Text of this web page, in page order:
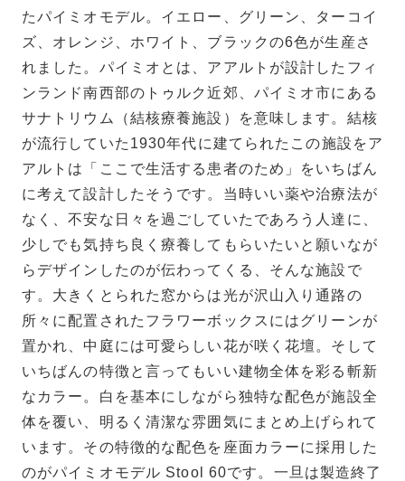
Stool 60
ハニー / ウォールナット
たパイミオモデル。イエロー、グリーン、ターコイ
ズ、オレンジ、ホワイト、ブラックの6色が生産さ
れました。パイミオとは、アアルトが設計したフィ
ンランド南西部のトゥルク近郊、パイミオ市にある
サナトリウム（結核療養施設）を意味します。結核
が流行していた1930年代に建てられたこの施設をア
アルトは「ここで生活する患者のため」をいちばん
に考えて設計したそうです。当時いい薬や治療法が
なく、不安な日々を過ごしていたであろう人達に、
少しでも気持ち良く療養してもらいたいと願いなが
らデザインしたのが伝わってくる、そんな施設で
す。大きくとられた窓からは光が沢山入り通路の
所々に配置されたフラワーボックスにはグリーンが
置かれ、中庭には可愛らしい花が咲く花壇。そして
いちばんの特徴と言ってもいい建物全体を彩る斬新
なカラー。白を基本にしながら独特な配色が施設全
体を覆い、明るく清潔な雰囲気にまとめ上げられて
います。その特徴的な配色を座面カラーに採用した
のがパイミオモデル Stool 60です。一旦は製造終了